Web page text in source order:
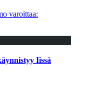
varoittaa:
Iissä